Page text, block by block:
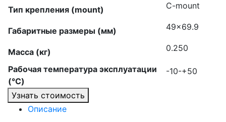
Тип крепления (mount) C-mount
Габаритные размеры (мм) 49×69.9
Масса (кг) 0.250
Рабочая температура эксплуатации
(°C)
-10-+50
Узнать стоимость
Описание